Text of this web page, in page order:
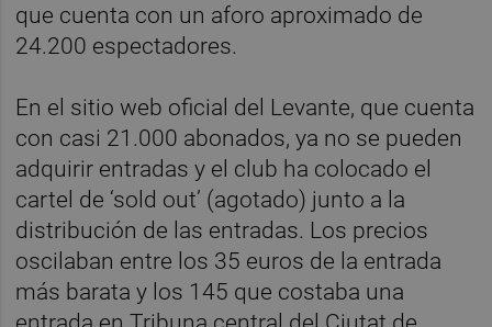
que cuenta con un aforo aproximado de
24.200 espectadores.
En el sitio web oficial del Levante, que cuenta
con casi 21.000 abonados, ya no se pueden
adquirir entradas y el club ha colocado el
cartel de ‘sold out’ (agotado) junto a la
distribución de las entradas. Los precios
oscilaban entre los 35 euros de la entrada
más barata y los 145 que costaba una